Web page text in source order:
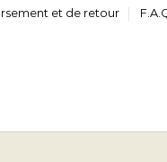
et de retour